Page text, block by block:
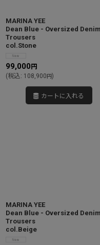
MARINA YEE
Dean Blue - Oversized Denim
Trousers
col.Stone
99,000 円
(税込: 108,900円)
カートに入れる
MARINA YEE
Dean Blue - Oversized Denim
Trousers
col.Beige